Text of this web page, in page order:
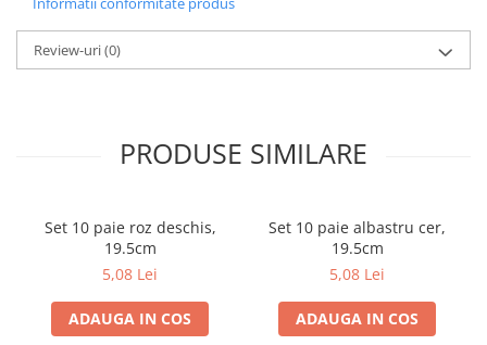
Review-uri(0)
PRODUSE SIMILARE
Set 10 paie roz deschis,
19.5cm
5,08 Lei
ADAUGA IN COS
Set 10 paie albastru cer,
19.5cm
5,08 Lei
ADAUGA IN COS